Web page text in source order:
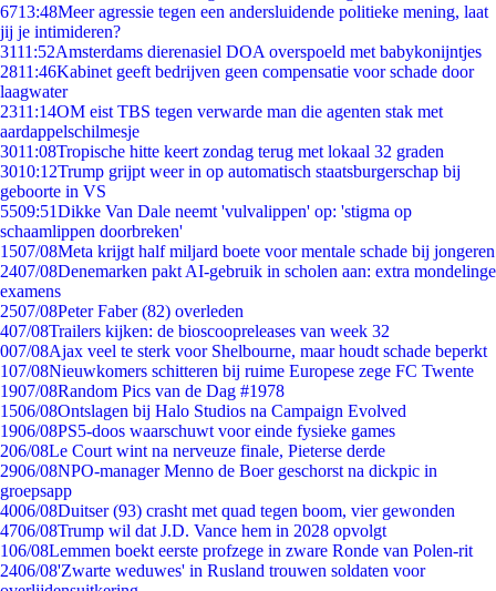
6713:48Meer agressie tegen een andersluidende politieke mening, laat
jij je intimideren?
3111:52Amsterdams dierenasiel DOA overspoeld met babykonijntjes
2811:46Kabinet geeft bedrijven geen compensatie voor schade door
laagwater
2311:14OM eist TBS tegen verwarde man die agenten stak met
aardappelschilmesje
3011:08Tropische hitte keert zondag terug met lokaal 32 graden
3010:12Trump grijpt weer in op automatisch staatsburgerschap bij
geboorte in VS
5509:51Dikke Van Dale neemt 'vulvalippen' op: 'stigma op
schaamlippen doorbreken'
1507/08Meta krijgt half miljard boete voor mentale schade bij jongeren
2407/08Denemarken pakt AI-gebruik in scholen aan: extra mondelinge
examens
2507/08Peter Faber (82) overleden
407/08Trailers kijken: de bioscoopreleases van week 32
007/08Ajax veel te sterk voor Shelbourne, maar houdt schade beperkt
107/08Nieuwkomers schitteren bij ruime Europese zege FC Twente
1907/08Random Pics van de Dag #1978
1506/08Ontslagen bij Halo Studios na Campaign Evolved
1906/08PS5-doos waarschuwt voor einde fysieke games
206/08Le Court wint na nerveuze finale, Pieterse derde
2906/08NPO-manager Menno de Boer geschorst na dickpic in
groepsapp
4006/08Duitser (93) crasht met quad tegen boom, vier gewonden
4706/08Trump wil dat J.D. Vance hem in 2028 opvolgt
106/08Lemmen boekt eerste profzege in zware Ronde van Polen-rit
2406/08'Zwarte weduwes' in Rusland trouwen soldaten voor